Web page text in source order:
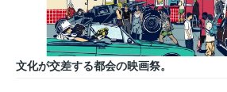
文化が交差する都会の映画祭。